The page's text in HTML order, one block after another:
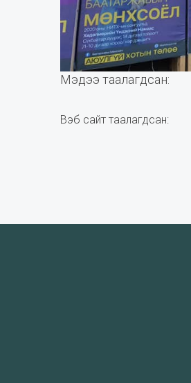
Мэдээ таалагдсан:
Вэб сайт таалагдсан: